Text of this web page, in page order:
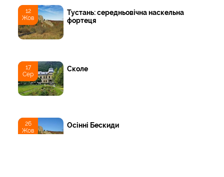
12
Жов
Тустань: середньовічна наскельна
фортеця
17
Сер
Сколе
26
Жов
Осінні Бескиди